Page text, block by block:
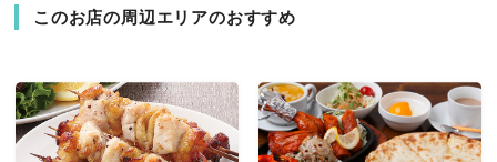
このお店の周辺エリアのおすすめ